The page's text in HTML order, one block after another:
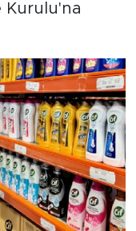
Kurulu'na